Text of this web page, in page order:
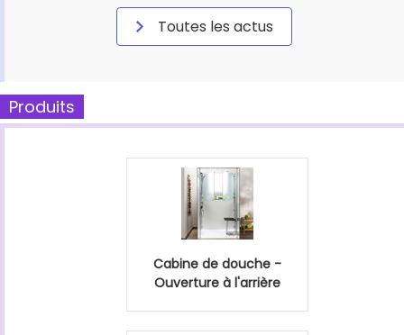
Toutes les actus
Produits
Cabine de douche -
Ouverture à l'arrière